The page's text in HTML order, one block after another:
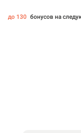
до 130 бонусов на